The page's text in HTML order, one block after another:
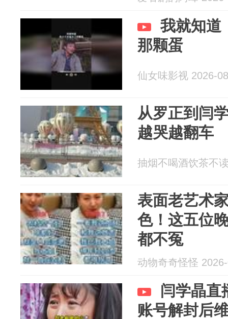
我就知道
那颗蛋
仙女味影视 2026-
从罗正到闫
越哭越翻车
抽烟不喝酒饮茶不
表面老艺术
色！这五位
都不冤
动物奇奇怪怪
闫学晶直
账号解封后